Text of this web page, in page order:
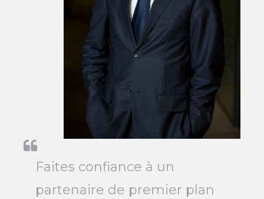
Faites confiance à un
partenaire de premier plan